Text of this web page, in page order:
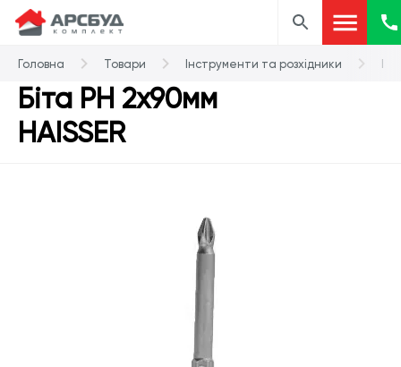
Головна Товари Інструменти та розхідники
Біта РН 2х90мм
HAISSER